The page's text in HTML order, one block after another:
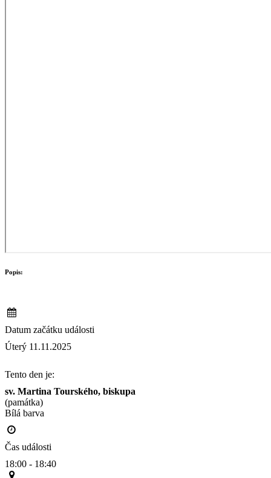
Popis:
Datum začátku události
Úterý 11.11.2025
Tento den je:
sv. Martina Tourského, biskupa
(památka)
Bílá barva
Čas události
18:00 - 18:40